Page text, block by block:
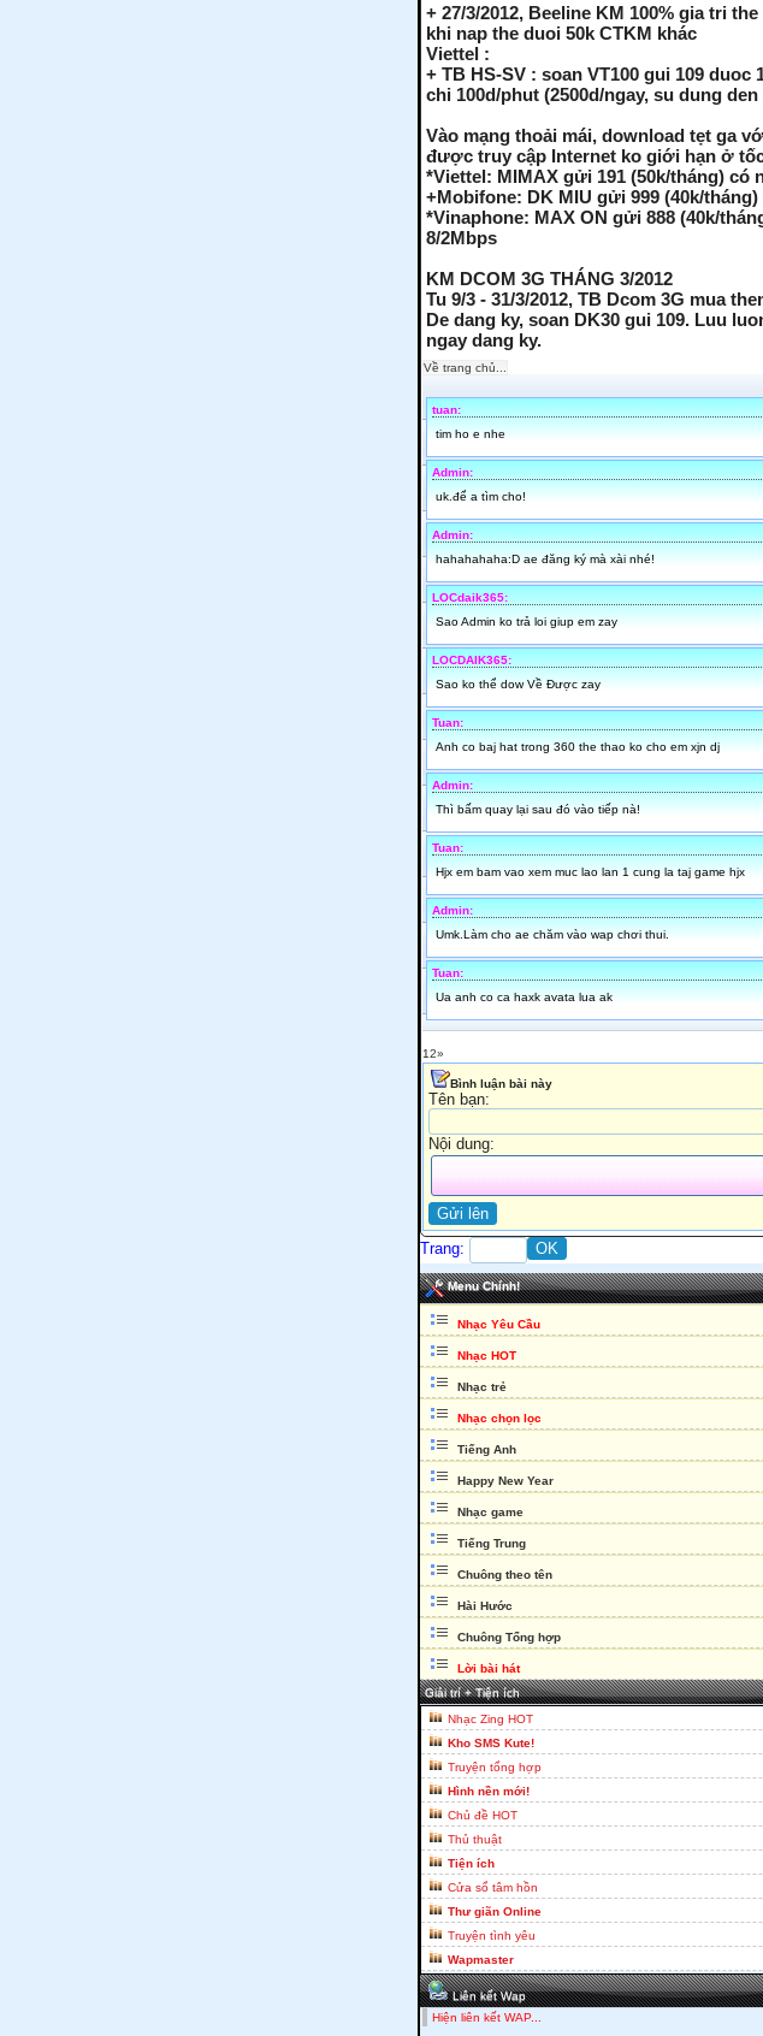
+ 27/3/2012, Beeline KM 100% gia tri
khi nap the duoi 50k CTKM khác
Viettel :
+ TB HS-SV : soan VT100 gui 109
chi 100d/phut (2500d/ngay, su dung
Vào mạng thoải mái, download tẹt ga
được truy cập Internet ko giới hạn ở
*Viettel: MIMAX gửi 191 (50k/tháng) có
+Mobifone: DK MIU gửi 999 (40k/
*Vinaphone: MAX ON gửi 888 (40k/
8/2Mbps
KM DCOM 3G THÁNG 3/2012
Tu 9/3 - 31/3/2012, TB Dcom 3G mua
De dang ky, soan DK30 gui 109. Luu
ngay dang ky.
Về trang chủ...
tuan:
tim ho e nhe
Admin:
uk.để a tìm cho!
Admin:
hahahahaha:D ae đăng ký mà xài nhé!
LOCdaik365:
Sao Admin ko trả loi giup em zay
LOCDAIK365:
Sao ko thể dow Về Được zay
Tuan:
Anh co baj hat trong 360 the thao ko cho em xjn dj
Admin:
Thì bấm quay lại sau đó vào tiếp nà!
Tuan:
Hjx em bam vao xem muc lao lan 1 cung la taj game hjx
Admin:
Umk.Làm cho ae chăm vào wap chơi thui.
Tuan:
Ua anh co ca haxk avata lua ak
12»
Bình luận bài này
Tên bạn:
Nội dung:
Trang:
Menu Chính!
Nhạc Yêu Cầu
Nhạc HOT
Nhạc trẻ
Nhạc chọn lọc
Tiếng Anh
Happy New Year
Nhạc game
Tiếng Trung
Chuông theo tên
Hài Hước
Chuông Tổng hợp
Lời bài hát
Giải trí + Tiện ích
Nhạc Zing HOT
Kho SMS Kute!
Truyện tổng hợp
Hình nền mới!
Chủ đề HOT
Thủ thuật
Tiện ích
Cửa sổ tâm hồn
Thư giãn Online
Truyện tình yêu
Wapmaster
Liên kết Wap
Hiện liên kết WAP...